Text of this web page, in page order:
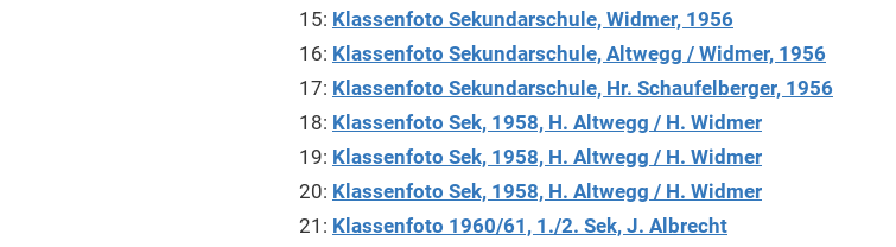
15: Klassenfoto Sekundarschule, Widmer, 1956
16: Klassenfoto Sekundarschule, Altwegg / Widmer, 1956
17: Klassenfoto Sekundarschule, Hr. Schaufelberger, 1956
18: Klassenfoto Sek, 1958, H. Altwegg / H. Widmer
19: Klassenfoto Sek, 1958, H. Altwegg / H. Widmer
20: Klassenfoto Sek, 1958, H. Altwegg / H. Widmer
21: Klassenfoto 1960/61, 1./2. Sek, J. Albrecht